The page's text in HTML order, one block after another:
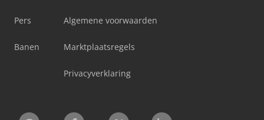
Pers
Banen
Algemene voorwaarden
Marktplaatsregels
Privacyverklaring